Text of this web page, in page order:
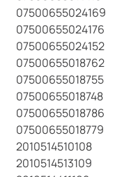
07500655024169
07500655024176
07500655024152
07500655018762
07500655018755
07500655018748
07500655018786
07500655018779
2010514510108
2010514513109